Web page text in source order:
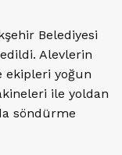
Belediyesi
Alevlerin
ekipleri yoğun
ile yoldan
söndürme